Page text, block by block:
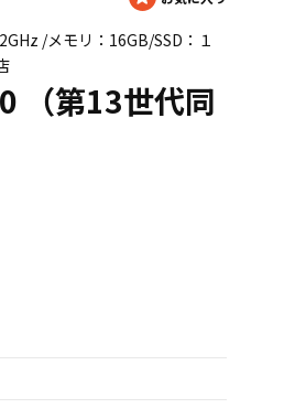
/メモリ：16GB/SSD：１
（第13世代同